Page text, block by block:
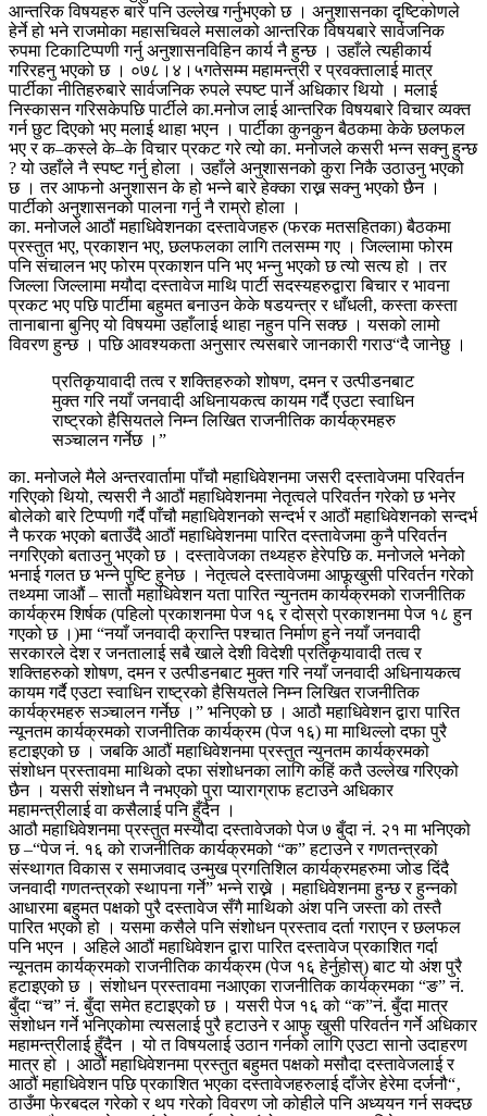
आन्तरिक विषयहरु बारे पनि उल्लेख गर्नुभएको छ । अनुशासनका दृष्टिकोणले
हेर्ने हो भने राजमोका महासचिवले मसालको आन्तरिक विषयबारे सार्वजनिक
रुपमा टिकाटिप्पणी गर्नु अनुशासनविहिन कार्य नै हुन्छ । उहाँले त्यहीकार्य
गरिरहनु भएको छ । ०७८।४।५गतेसम्म महामन्त्री र प्रवक्तालाई मात्र
पार्टीका नीतिहरुबारे सार्वजनिक रुपले स्पष्ट पार्ने अधिकार थियो । मलाई
निस्कासन गरिसकेपछि पार्टीले का.मनोज लाई आन्तरिक विषयबारे विचार व्यक्त
गर्न छुट दिएको भए मलाई थाहा भएन । पार्टीका कुनकुन बैठकमा केके छलफल
भए र क–कस्ले के–के विचार प्रकट गरे त्यो का. मनोजले कसरी भन्न सक्नु हुन्छ
? यो उहाँले नै स्पष्ट गर्नु होला । उहाँले अनुशासनको कुरा निकै उठाउनु भएको
छ । तर आफनो अनुशासन के हो भन्ने बारे हेक्का राख्न सक्नु भएको छैन ।
पार्टीको अनुशासनको पालना गर्नु नै राम्रो होला ।
का. मनोजले आठौं महाधिवेशनका दस्तावेजहरु (फरक मतसहितका) बैठकमा
प्रस्तुत भए, प्रकाशन भए, छलफलका लागि तलसम्म गए । जिल्लामा फोरम
पनि संचालन भए फोरम प्रकाशन पनि भए भन्नु भएको छ त्यो सत्य हो । तर
जिल्ला जिल्लामा मयौदा दस्तावेज माथि पार्टी सदस्यहरुद्वारा बिचार र भावना
प्रकट भए पछि पार्टीमा बहुमत बनाउन केके षडयन्त्र र धाँधली, कस्ता कस्ता
तानाबाना बुनिए यो विषयमा उहाँलाई थाहा नहुन पनि सक्छ । यसको लामो
विवरण हुन्छ । पछि आवश्यकता अनुसार त्यसबारे जानकारी गराउ“दै जानेछु ।
प्रतिकृयावादी तत्व र शक्तिहरुको शोषण, दमन र उत्पीडनबाट
मुक्त गरि नयाँ जनवादी अधिनायकत्व कायम गर्दै एउटा स्वाधिन
राष्ट्रको हैसियतले निम्न लिखित राजनीतिक कार्यक्रमहरु
सञ्चालन गर्नेछ ।”
का. मनोजले मैले अन्तरवार्तामा पाँचौ महाधिवेशनमा जसरी दस्तावेजमा परिवर्तन
गरिएको थियो, त्यसरी नै आठौं महाधिवेशनमा नेतृत्वले परिवर्तन गरेको छ भनेर
बोलेको बारे टिप्पणी गर्दै पाँचौ महाधिवेशनको सन्दर्भ र आठौं महाधिवेशनको सन्दर्भ
नै फरक भएको बताउँदै आठौं महाधिवेशनमा पारित दस्तावेजमा कुनै परिवर्तन
नगरिएको बताउनु भएको छ । दस्तावेजका तथ्यहरु हेरेपछि क. मनोजले भनेको
भनाई गलत छ भन्ने पुष्टि हुनेछ । नेतृत्वले दस्तावेजमा आफूखुसी परिवर्तन गरेको
तथ्यमा जाऔं – सातौ महाधिवेशन यता पारित न्युनतम कार्यक्रमको राजनीतिक
कार्यक्रम शिर्षक (पहिलो प्रकाशनमा पेज १६ र दोस्रो प्रकाशनमा पेज १८ हुन
गएको छ ।)मा “नयाँ जनवादी क्रान्ति पश्चात निर्माण हुने नयाँ जनवादी
सरकारले देश र जनतालाई सबै खाले देशी विदेशी प्रतिकृयावादी तत्व र
शक्तिहरुको शोषण, दमन र उत्पीडनबाट मुक्त गरि नयाँ जनवादी अधिनायकत्व
कायम गर्दै एउटा स्वाधिन राष्ट्रको हैसियतले निम्न लिखित राजनीतिक
कार्यक्रमहरु सञ्चालन गर्नेछ ।” भनिएको छ । आठौ महाधिवेशन द्वारा पारित
न्यूनतम कार्यक्रमको राजनीतिक कार्यक्रम (पेज १६) मा माथिल्लो दफा पुरै
हटाइएको छ । जबकि आठौं महाधिवेशनमा प्रस्तुत न्युनतम कार्यक्रमको
संशोधन प्रस्तावमा माथिको दफा संशोधनका लागि कहिं कतै उल्लेख गरिएको
छैन । यसरी संशोधन नै नभएको पुरा प्याराग्राफ हटाउने अधिकार
महामन्त्रीलाई वा कसैलाई पनि हुँदैन ।
आठौ महाधिवेशनमा प्रस्तुत मस्यौदा दस्तावेजको पेज ७ बुँदा नं. २१ मा भनिएको
छ –“पेज नं. १६ को राजनीतिक कार्यक्रमको “क” हटाउने र गणतन्त्रको
संस्थागत विकास र समाजवाद उन्मुख प्रगतिशिल कार्यक्रमहरुमा जोड दिंदै
जनवादी गणतन्त्रको स्थापना गर्ने” भन्ने राख्ने । महाधिवेशनमा हुन्छ र हुन्नको
आधारमा बहुमत पक्षको पुरै दस्तावेज सँगै माथिको अंश पनि जस्ता को तस्तै
पारित भएको हो । यसमा कसैले पनि संशोधन प्रस्ताव दर्ता गराएन र छलफल
पनि भएन । अहिले आठौं महाधिवेशन द्वारा पारित दस्तावेज प्रकाशित गर्दा
न्यूनतम कार्यक्रमको राजनीतिक कार्यक्रम (पेज १६ हेर्नुहोस्) बाट यो अंश पुरै
हटाइएको छ । संशोधन प्रस्तावमा नआएका राजनीतिक कार्यक्रमका “ङ” नं.
बुँदा “च” नं. बुँदा समेत हटाइएको छ । यसरी पेज १६ को “क”नं. बुँदा मात्र
संशोधन गर्ने भनिएकोमा त्यसलाई पुरै हटाउने र आफु खुसी परिवर्तन गर्ने अधिकार
महामन्त्रीलाई हुँदैन । यो त विषयलाई उठान गर्नको लागि एउटा सानो उदाहरण
मात्र हो । आठौं महाधिवेशनमा प्रस्तुत बहुमत पक्षको मसौदा दस्तावेजलाई र
आठौं महाधिवेशन पछि प्रकाशित भएका दस्तावेजहरुलाई दाँजेर हेरेमा दर्जनौ“‚
ठाउँमा फेरबदल गरेको र थप गरेको विवरण जो कोहीले पनि अध्ययन गर्न सक्दछ